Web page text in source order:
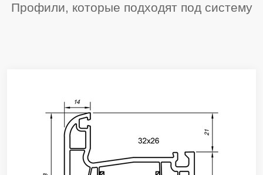
Профили, которые подходят под систему